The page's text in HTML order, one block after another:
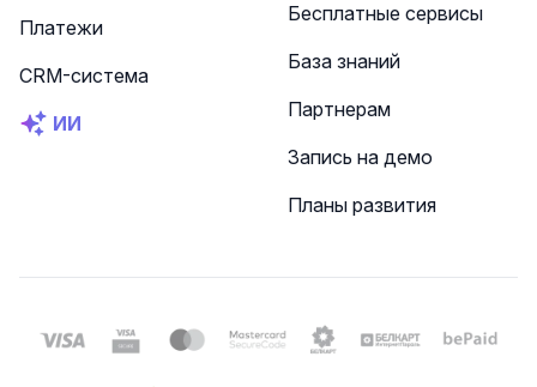
Платежи
CRM-система
ИИ
Бесплатные сервисы
База знаний
Партнерам
Запись на демо
Планы развития